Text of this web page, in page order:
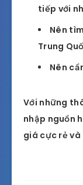
tiếp với
Nên
Trung
Nên
Với những
nhập nguồn
giá cực rẻ